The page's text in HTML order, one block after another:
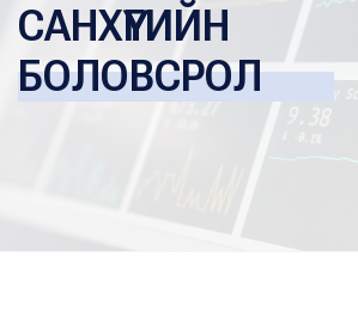
САНХҮҮГИЙН
БОЛОВСРОЛ